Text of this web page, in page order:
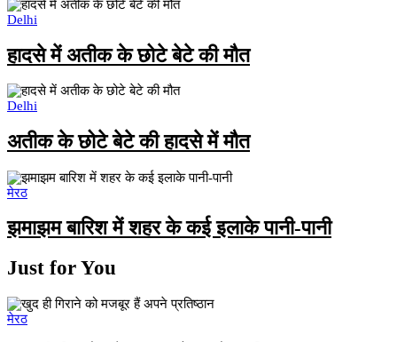
Delhi
हादसे में अतीक के छोटे बेटे की मौत
Delhi
अतीक के छोटे बेटे की हादसे में मौत
मेरठ
झमाझम बारिश में शहर के कई इलाके पानी-पानी
Just for You
मेरठ